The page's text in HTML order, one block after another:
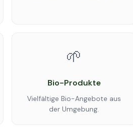
🌱
Bio-Produkte
Vielfältige Bio-Angebote aus
der Umgebung.